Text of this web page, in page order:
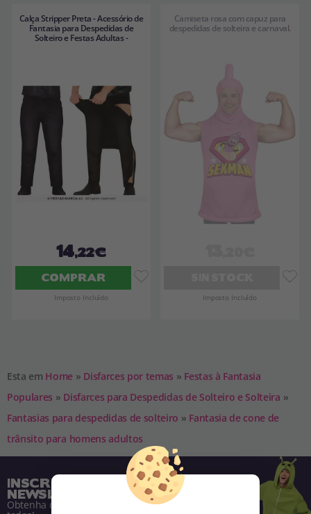
Calça Stripper Preta - Acessório de
Fantasia para Despedidas de
Solteiro e Festas Adultas -
14,22€
COMPRAR
Imposto Incluído
Camiseta rosa com capuz para
despedidas de solteira e carnaval.
Imposto Incluído
Esta em Home » Disfarces por temas » Festas à Fantasia
Populares » Disfarces para Despedidas de Solteiro e Solteira »
Fantasias para despedidas de solteiro » Fantasia de cone de
trânsito para homens adultos
INSCREVA-SE NA NOSSA
NEWSLETTER
Obtenha descontos e saiba de tudo antes de